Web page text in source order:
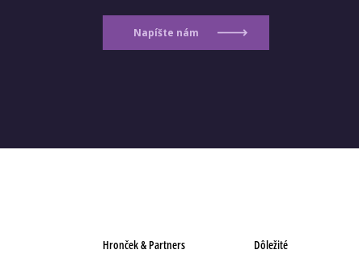
Napíšte nám
Hronček & Partners Dôležité